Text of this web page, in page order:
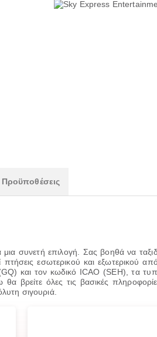
συνετή επιλογή. Σας βοηθά να
πτήσεις εσωτερικού και
και τον κωδικό ICAO (SEH), τα
βρείτε όλες τις βασικές
σιγουριά.